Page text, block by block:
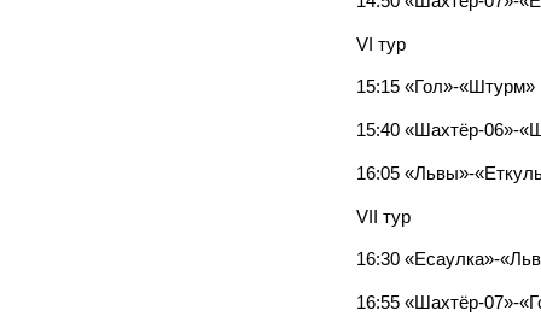
VI тур
15:15 «Гол»-«Штурм»
15:40 «Шахтёр-06»-
16:05 «Львы»-
VII тур
16:30 «Есаулка»-
16:55 «Шахтёр-07»-